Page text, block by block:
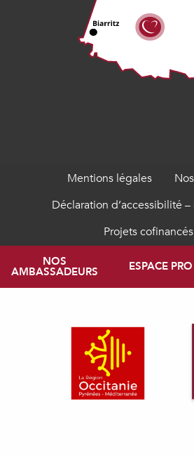
Mentions légales
Déclaration d’accessibilité
Projets
NOS
AMBASSADEURS ESPACE PRO